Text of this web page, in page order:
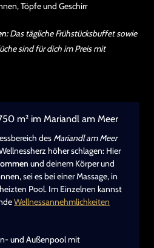
Töpfe und Geschirr
Das tägliche Frühstücksbuffet sowie
sind für dich im Preis mit
m² im Mariandl am Meer
desMariandl am Meer
höher schlagen: Hier
und deinem Körper und
sei es bei einer Massage, in
Pool. Im Einzelnen kannst
Wellnessannehmlichkeiten
und Außenpool mit